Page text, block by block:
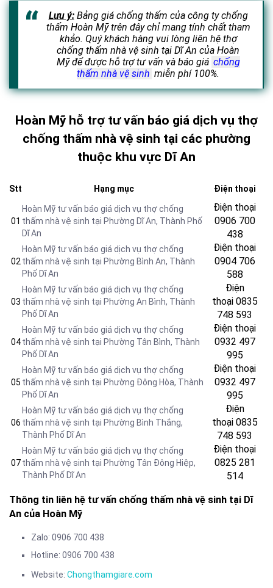
Lưu ý:Bảng giá chống thấm của công ty chống
thấm Hoàn Mỹ trên đây chỉ mang tính chất tham
khảo. Quý khách hàng vui lòng liên hệ thợ
chống thấm nhà vệ sinh tại Dĩ An của Hoàn
Mỹ để được hỗ trợ tư vấn và báo giá chống
thấm nhà vệ sinh miễn phí 100%.
Hoàn Mỹ hỗ trợ tư vấn báo giá dịch vụ thợ
chống thấm nhà vệ sinh tại các phường
thuộc khu vực Dĩ An
Stt Hạng mục Điện thoại
01
Hoàn Mỹ tư vấn báo giá dịch vụ thợ chống
thấm nhà vệ sinh tại Phường Dĩ An, Thành Phố
Dĩ An
Điện thoại
0906 700
438
02
Hoàn Mỹ tư vấn báo giá dịch vụ thợ chống
thấm nhà vệ sinh tại Phường Bình An, Thành
Phố Dĩ An
Điện thoại
0904 706
588
03
Hoàn Mỹ tư vấn báo giá dịch vụ thợ chống
thấm nhà vệ sinh tại Phường An Bình, Thành
Phố Dĩ An
Điện
thoại0835
748 593
04
Hoàn Mỹ tư vấn báo giá dịch vụ thợ chống
thấm nhà vệ sinh tại Phường Tân Bình, Thành
Phố Dĩ An
Điện thoại
0932 497
995
05
Hoàn Mỹ tư vấn báo giá dịch vụ thợ chống
thấm nhà vệ sinh tại Phường Đông Hòa, Thành
Phố Dĩ An
Điện thoại
0932 497
995
06
Hoàn Mỹ tư vấn báo giá dịch vụ thợ chống
thấm nhà vệ sinh tại Phường Bình Thắng,
Thành Phố Dĩ An
Điện
thoại0835
748 593
07
Hoàn Mỹ tư vấn báo giá dịch vụ thợ chống
thấm nhà vệ sinh tại Phường Tân Đông Hiệp,
Thành Phố Dĩ An
Điện thoại
0825 281
514
Thông tin liên hệ tư vấn chống thấm nhà vệ sinh tại Dĩ
An của Hoàn Mỹ
Zalo: 0906 700 438
Hotline: 0906 700 438
Website: Chongthamgiare.com